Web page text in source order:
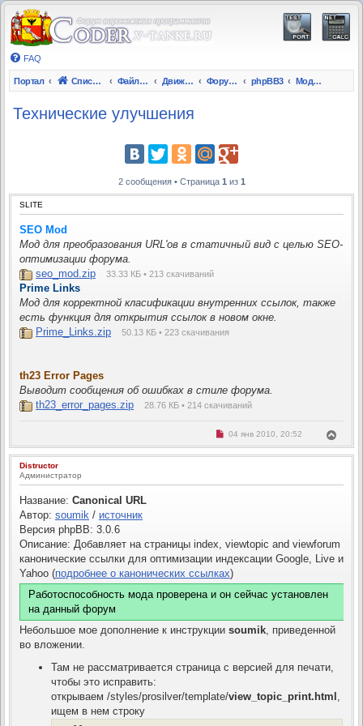
FAQ
Портал Список форумов Файлы и Инструкции Движки и скрипты на PHP Форумы phpBB3 Моды phpBB3
Технические улучшения
2 сообщения • Страница 1 из 1
SLITE
SEO Mod
Мод для преобразования URL'ов в статичный вид с целью SEO-
оптимизации форума.
seo_mod.zip
33.33 КБ • 213 скачиваний
Prime Links
Мод для корректной класификации внутренних ссылок, также
есть функция для открытия ссылок в новом окне.
Prime_Links.zip
50.13 КБ • 223 скачивания
th23 Error Pages
Выводит сообщения об ошибках в стиле форума.
th23_error_pages.zip
28.76 КБ • 214 скачиваний
е
р
н
а
а
Н
п
р
и
с
о
о
б
щ
е
е
04 янв 2010, 20:52
Distructor
Администратор
Название: Canonical URL
Автор: soumik / источник
Версия phpBB: 3.0.6
Описание: Добавляет на страницы index, viewtopic and viewforum
канонические ссылки для оптимизации индексации Google, Live и
Yahoo (подробнее о канонических ссылках)
Работоспособность мода проверена и он сейчас установлен
на данный форум
Небольшое мое дополнение к инструкции soumik, приведенной
во вложении.
Там не рассматривается страница с версией для печати,
чтобы это исправить:
открываем /styles/prosilver/template/view_topic_print.html ,
ищем в нем строку